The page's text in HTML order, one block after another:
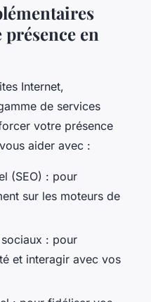
en
Internet,
de services
votre présence
aider avec :
(SEO) : pour
sur les moteurs de
: pour
et interagir avec vos